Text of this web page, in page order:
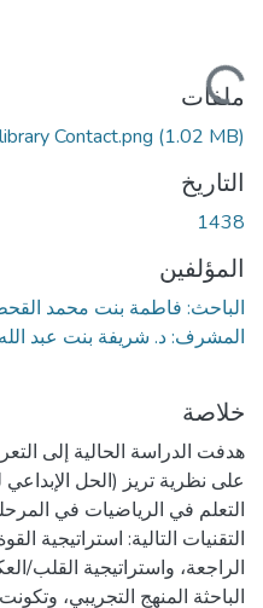
جاري التحميل...
ملفات
library Contact.png (1.02 MB)
التاريخ
1438
المؤلفين
الباحث: فاطمة بنت محمد
المشرف: د. شريفة بنت عبد
خلاصة
هدفت الدراسة الحالية إلى
على نظرية تريز (الحل
التعلم في الرياضيات في
التقنيات التالية: استراتيجية
الراجعة، واستراتيجية القلب/